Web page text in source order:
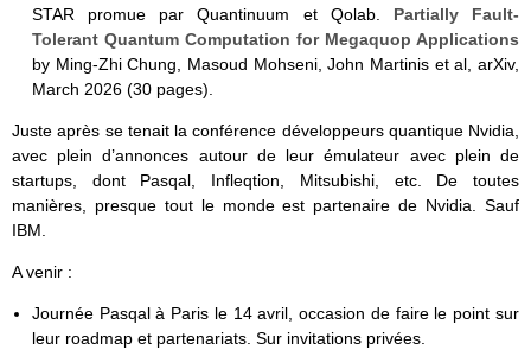
STAR promue par Quantinuum et Qolab. Partially Fault-
Tolerant Quantum Computation for Megaquop Applications
by Ming-Zhi Chung, Masoud Mohseni, John Martinis et al, arXiv,
March 2026 (30 pages).
Juste après se tenait la conférence développeurs quantique Nvidia,
avec plein d’annonces autour de leur émulateur avec plein de
startups, dont Pasqal, Infleqtion, Mitsubishi, etc. De toutes
manières, presque tout le monde est partenaire de Nvidia. Sauf
IBM.
A venir :
Journée Pasqal à Paris le 14 avril, occasion de faire le point sur
leur roadmap et partenariats. Sur invitations privées.